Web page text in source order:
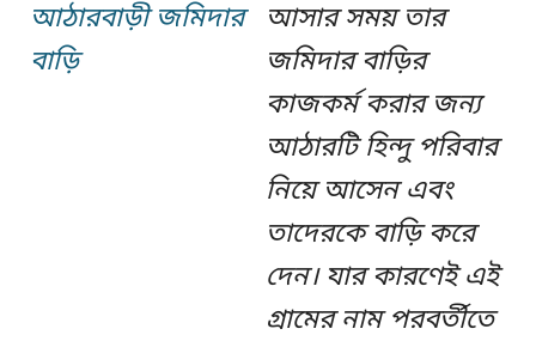
আঠারবাড়ী জমিদার
বাড়ি
আসার সময় তার
জমিদার বাড়ির
কাজকর্ম করার জন্য
আঠারটি হিন্দু পরিবার
নিয়ে আসেন এবং
তাদেরকে বাড়ি করে
দেন। যার কারণেই এই
গ্রামের নাম পরবর্তীতে